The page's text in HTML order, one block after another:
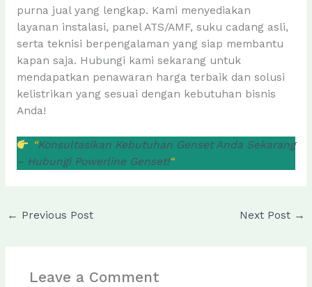
purna jual yang lengkap. Kami menyediakan
layanan instalasi, panel ATS/AMF, suku cadang asli,
serta teknisi berpengalaman yang siap membantu
kapan saja. Hubungi kami sekarang untuk
mendapatkan penawaran harga terbaik dan solusi
kelistrikan yang sesuai dengan kebutuhan bisnis
Anda!
“Konsultasikan Kebutuhan Genset Anda Sekarang
– Hubungi Powerline Genset!“
← Previous Post Next Post →
Leave a Comment